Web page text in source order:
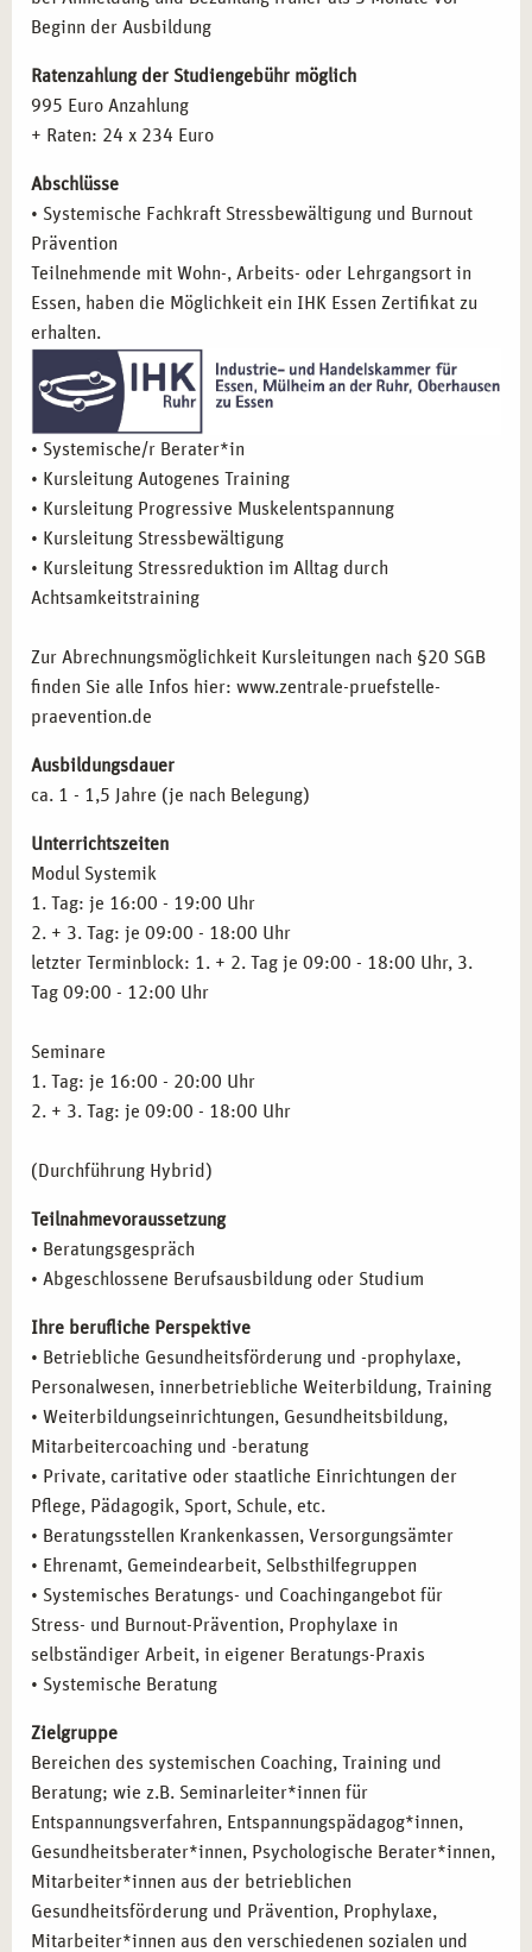
Nach erfolgreichem Abschluss der Ausbildung stehen Ihnen
zahlreiche Karrierewege offen. Ihre neuen Kompetenzen
können Sie in verschiedenen Berufsfeldern einsetzen:
Betriebliche Gesundheitsförderung:
Programme zur Stressprävention in Unternehmen.
Selbstständigkeit:
Gründen Sie Ihre eigene Praxis für
systemische Beratung und Coaching.
Gesundheitseinrichtungen:
Arbeiten Sie in
Rehabilitationszentren, Kliniken oder sozialen
Institutionen.
Weiterbildung und Lehre:
Workshops zu Stressbewältigung und Burnout-
Prävention.
Soziale Projekte:Unterstützen Sie gemeinnützige
Organisationen durch Ihre Expertise im Bereich
Stressmanagement.
EINZIGARTIGE ABSCHLÜSSE FÜR IHRE
ZUKUNFT IN MÜNCHEN
Mit dieser praxisnahen und fundierten Ausbildung erhalten
Sie folgende Qualifikationen:
Systemischer Fachberater für Stressbewältigung und
Burnout-Prävention
Kursleiter für Entspannungstechniken
Stressmanagement
Entscheiden Sie sich für eine Ausbildung bei campus
naturalis in München und legen Sie den Grundstein für eine
erfolgreiche Karriere. Unsere Akademie bietet Ihnen nicht
nur fundiertes Wissen und praxisorientierte Inhalte,
und Tradition perfekt vereint, bereiten wir Sie optimal auf
Ihre berufliche Zukunft im Bereich Stressbewältigung und
unseres starken Netzwerks zu werden, und starten Sie
Perspektive.
Beginn der Ausbildung
Ratenzahlung der Studiengebühr möglich
995 Euro Anzahlung
+ Raten: 24 x 234 Euro
Abschlüsse
• Systemische Fachkraft Stressbewältigung und Burnout
Prävention
Teilnehmende mit Wohn-, Arbeits- oder Lehrgangsort in
Essen, haben die Möglichkeit ein IHK Essen Zertifikat zu
erhalten.
• Systemische/r Berater*in
• Kursleitung Autogenes Training
• Kursleitung Progressive Muskelentspannung
• Kursleitung Stressbewältigung
• Kursleitung Stressreduktion im Alltag durch
Achtsamkeitstraining
Zur Abrechnungsmöglichkeit Kursleitungen nach §20 SGB
finden Sie alle Infos hier: www.zentrale-pruefstelle-
praevention.de
Ausbildungsdauer
ca. 1 - 1,5 Jahre (je nach Belegung)
Unterrichtszeiten
Modul Systemik
1. Tag: je 16:00 - 19:00 Uhr
2. + 3. Tag: je 09:00 - 18:00 Uhr
letzter Terminblock: 1. + 2. Tag je 09:00 - 18:00 Uhr, 3.
Tag 09:00 - 12:00 Uhr
Seminare
1. Tag: je 16:00 - 20:00 Uhr
2. + 3. Tag: je 09:00 - 18:00 Uhr
(Durchführung Hybrid)
Teilnahmevoraussetzung
• Beratungsgespräch
• Abgeschlossene Berufsausbildung oder Studium
Ihre berufliche Perspektive
• Betriebliche Gesundheitsförderung und -prophylaxe,
Personalwesen, innerbetriebliche Weiterbildung, Training
• Weiterbildungseinrichtungen, Gesundheitsbildung,
Mitarbeitercoaching und -beratung
• Private, caritative oder staatliche Einrichtungen der
Pflege, Pädagogik, Sport, Schule, etc.
• Beratungsstellen Krankenkassen, Versorgungsämter
• Ehrenamt, Gemeindearbeit, Selbsthilfegruppen
• Systemisches Beratungs- und Coachingangebot für
Stress- und Burnout-Prävention, Prophylaxe in
selbständiger Arbeit, in eigener Beratungs-Praxis
• Systemische Beratung
Zielgruppe
Bereichen des systemischen Coaching, Training und
Beratung; wie z.B. Seminarleiter*innen für
Entspannungsverfahren, Entspannungspädagog*innen,
Gesundheitsberater*innen, Psychologische Berater*innen,
Mitarbeiter*innen aus der betrieblichen
Gesundheitsförderung und Prävention, Prophylaxe,
Mitarbeiter*innen aus den verschiedenen sozialen und